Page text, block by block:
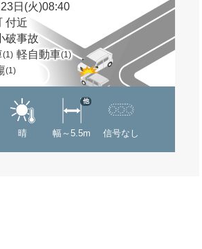
日(火)08:40
付近
破事故
(1) 軽自動車(1)
(1)
晴 幅～5.5m
他
信号なし